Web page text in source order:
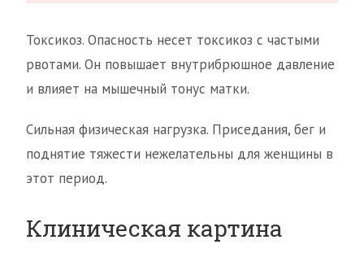
Токсикоз. Опасность несет токсикоз с частыми
рвотами. Он повышает внутрибрюшное давление
и влияет на мышечный тонус матки.
Сильная физическая нагрузка. Приседания, бег и
поднятие тяжести нежелательны для женщины в
этот период.
Клиническая картина